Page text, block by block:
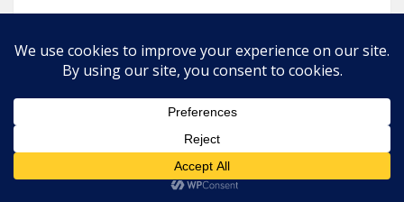
こうした芸能・物語の中に、人柱 を
テーマにした作品
さくひん
が数多く存在しま
また、現代
げんだい
の神社
じんじゃ
や祠
ほこら
には